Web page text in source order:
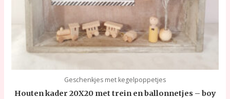
Geschenkjes met kegelpoppetjes
Houten kader 20X20 met trein en ballonnetjes – boy